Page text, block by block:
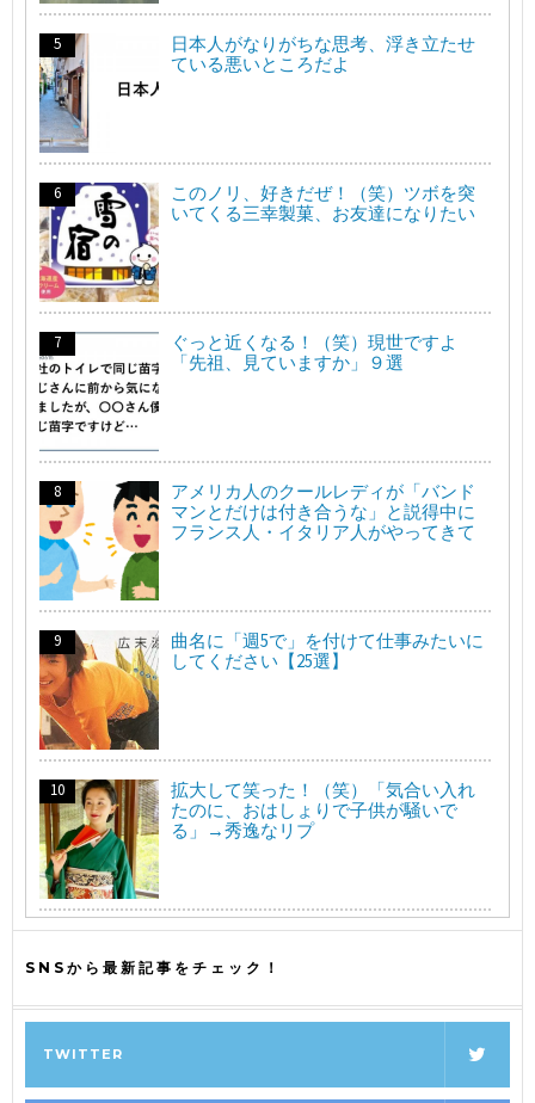
日本人がなりがちな思考、浮き立たせ
ている悪いところだよ
このノリ、好きだぜ！（笑）ツボを突
いてくる三幸製菓、お友達になりたい
ぐっと近くなる！（笑）現世ですよ
「先祖、見ていますか」９選
アメリカ人のクールレディが「バンド
マンとだけは付き合うな」と説得中に
フランス人・イタリア人がやってきて
曲名に「週5で」を付けて仕事みたいに
してください【25選】
拡大して笑った！（笑）「気合い入れ
たのに、おはしょりで子供が騒いで
る」→秀逸なリプ
SNSから最新記事をチェック！
TWITTER